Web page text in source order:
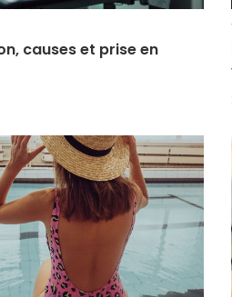
causes et prise en